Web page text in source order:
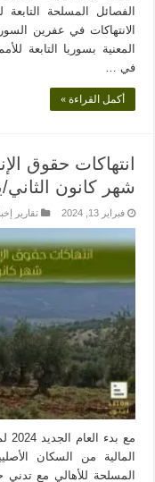
الفصائل المسلحة
الانتهاكات في عفرين
المعنية بسوريا التابعة
في …
أكمل القراءة »
انتهاكات حقوق
شهر كانون الثاني/
فبراير 13, 2024 تقارير
المالية من السكان
المسلحة للأهالي مع تدني